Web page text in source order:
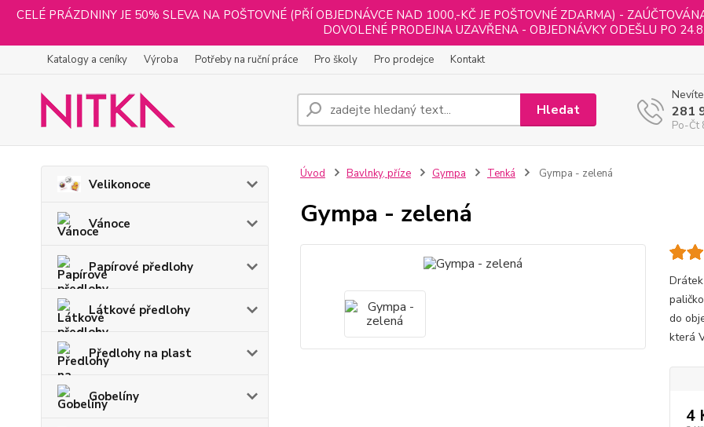
CELÉ PRÁZDNINY JE 50% SLEVA NA POŠTOVNÉ (PŘÍ OBJEDNÁVCE NAD 1000,-KČ JE POŠTOVNÉ ZDARMA) -
DOVOLENÉ PRODEJNA UZAVŘENA - OBJEDNÁVKY ODEŠLU PO
Katalogy a ceníky Výroba Potřeby na ruční práce Pro školy Pro prodejce Kontakt
Hledat 281
Po-Čt
Velikonoce
Vánoce
Papírové předlohy
Látkové předlohy
Předlohy na plast
Gobelíny
Úvod Bavlnky, příze Gympa Tenká Gympa - zelená
Gympa - zelená
do
která
4